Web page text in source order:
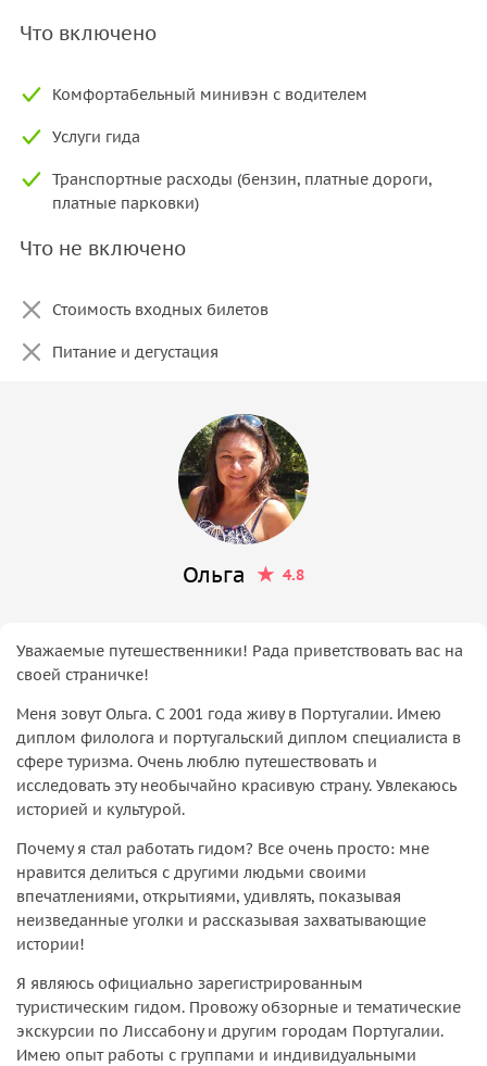
Что включено
Комфортабельный минивэн с водителем
Услуги гида
Транспортные расходы (бензин, платные дороги,
платные парковки)
Что не включено
Стоимость входных билетов
Питание и дегустация
Ольга 4.8
Уважаемые путешественники! Рада приветствовать вас на
своей страничке!
Меня зовут Ольга. С 2001 года живу в Португалии. Имею
диплом филолога и португальский диплом специалиста в
сфере туризма. Очень люблю путешествовать и
исследовать эту необычайно красивую страну. Увлекаюсь
историей и культурой.
Почему я стал работать гидом? Все очень просто: мне
нравится делиться с другими людьми своими
впечатлениями, открытиями, удивлять, показывая
неизведанные уголки и рассказывая захватывающие
истории!
Я являюсь официально зарегистрированным
туристическим гидом. Провожу обзорные и тематические
экскурсии по Лиссабону и другим городам Португалии.
Имею опыт работы с группами и индивидуальными